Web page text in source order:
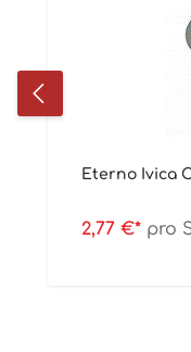
Eterno Ivica
2,77 €* pro